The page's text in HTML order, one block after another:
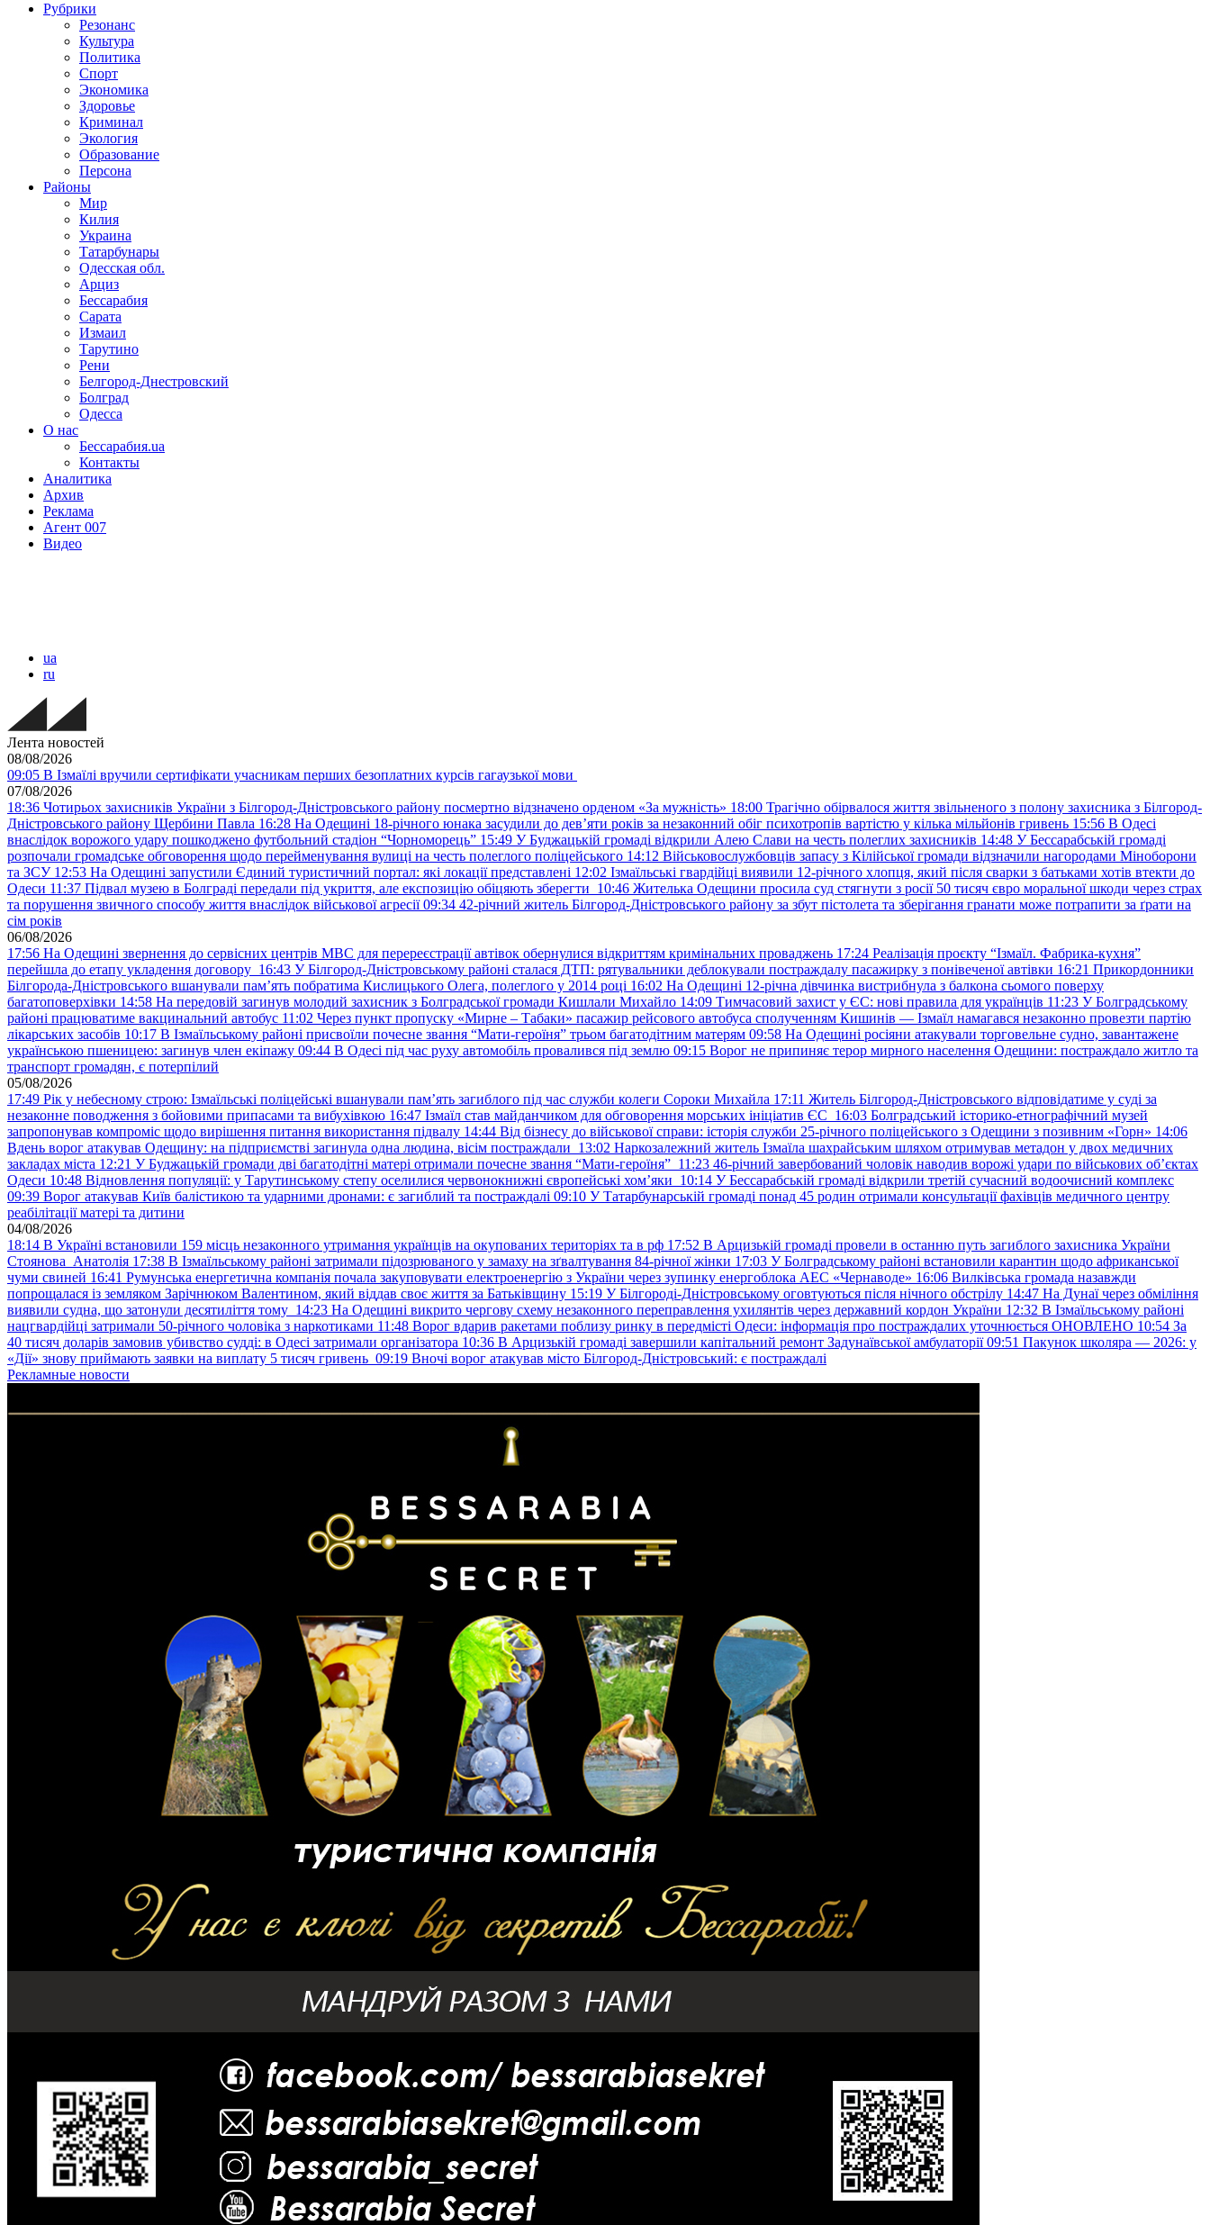
Рубрики
Резонанс
Культура
Политика
Спорт
Экономика
Здоровье
Криминал
Экология
Образование
Персона
Районы
Мир
Килия
Украина
Татарбунары
Одесская обл.
Арциз
Бессарабия
Сарата
Измаил
Тарутино
Рени
Белгород-Днестровский
Болград
Одесса
О нас
Бессарабия.ua
Контакты
Аналитика
Архив
Реклама
Агент 007
Видео
ua
ru
Лента новостей
08/08/2026
09:05 В Ізмаїлі вручили сертифікати учасникам перших безоплатних курсів гагаузької мови
07/08/2026
18:36 Чотирьох захисників України з Білгород-Дністровського району посмертно відзначено орденом «За мужність» 18:00 Трагічно обірвалося життя звільненого з полону захисника з Білгород-
Дністровського району Щербини Павла 16:28 На Одещині 18-річного юнака засудили до дев’яти років за незаконний обіг психотропів вартістю у кілька мільйонів гривень 15:56 В Одесі
внаслідок ворожого удару пошкоджено футбольний стадіон “Чорноморець” 15:49 У Буджацькій громаді відкрили Алею Слави на честь полеглих захисників 14:48 У Бессарабській громаді
розпочали громадське обговорення щодо перейменування вулиці на честь полеглого поліцейського 14:12 Військовослужбовців запасу з Кілійської громади відзначили нагородами Міноборони
та ЗСУ 12:53 На Одещині запустили Єдиний туристичний портал: які локації представлені 12:02 Ізмаїльські гвардійці виявили 12-річного хлопця, який після сварки з батьками хотів втекти до
Одеси 11:37 Підвал музею в Болграді передали під укриття, але експозицію обіцяють зберегти 10:46 Жителька Одещини просила суд стягнути з росії 50 тисяч євро моральної шкоди через страх
та порушення звичного способу життя внаслідок військової агресії 09:34 42-річний житель Білгород-Дністровського району за збут пістолета та зберігання гранати може потрапити за ґрати на
сім років
06/08/2026
17:56 На Одещині звернення до сервісних центрів МВС для перереєстрації автівок обернулися відкриттям кримінальних проваджень 17:24 Реалізація проєкту “Ізмаїл. Фабрика-кухня”
перейшла до етапу укладення договору 16:43 У Білгород-Дністровському районі сталася ДТП: рятувальники деблокували постраждалу пасажирку з понівеченої автівки 16:21 Прикордонники
Білгорода-Дністровського вшанували пам’ять побратима Кислицького Олега, полеглого у 2014 році 16:02 На Одещині 12-річна дівчинка вистрибнула з балкона сьомого поверху
багатоповерхівки 14:58 На передовій загинув молодий захисник з Болградської громади Кишлали Михайло 14:09 Тимчасовий захист у ЄС: нові правила для українців 11:23 У Болградському
районі працюватиме вакцинальний автобус 11:02 Через пункт пропуску «Мирне – Табаки» пасажир рейсового автобуса сполученням Кишинів — Ізмаїл намагався незаконно провезти партію
лікарських засобів 10:17 В Ізмаїльському районі присвоїли почесне звання “Мати-героїня” трьом багатодітним матерям 09:58 На Одещині росіяни атакували торговельне судно, завантажене
українською пшеницею: загинув член екіпажу 09:44 В Одесі під час руху автомобіль провалився під землю 09:15 Ворог не припиняє терор мирного населення Одещини: постраждало житло та
транспорт громадян, є потерпілий
05/08/2026
17:49 Рік у небесному строю: Ізмаїльські поліцейські вшанували пам’ять загиблого під час служби колеги Сороки Михайла 17:11 Житель Білгород-Дністровського відповідатиме у суді за
незаконне поводження з бойовими припасами та вибухівкою 16:47 Ізмаїл став майданчиком для обговорення морських ініціатив ЄС 16:03 Болградський історико-етнографічний музей
запропонував компроміс щодо вирішення питання використання підвалу 14:44 Від бізнесу до військової справи: історія служби 25-річного поліцейського з Одещини з позивним «Горн» 14:06
Вдень ворог атакував Одещину: на підприємстві загинула одна людина, вісім постраждали 13:02 Наркозалежний житель Ізмаїла шахрайським шляхом отримував метадон у двох медичних
закладах міста 12:21 У Буджацькій громади дві багатодітні матері отримали почесне звання “Мати-героїня” 11:23 46-річний завербований чоловік наводив ворожі удари по військових обʼєктах
Одеси 10:48 Відновлення популяції: у Тарутинському степу оселилися червонокнижні європейські хом’яки 10:14 У Бессарабській громаді відкрили третій сучасний водоочисний комплекс
09:39 Ворог атакував Київ балістикою та ударними дронами: є загиблий та постраждалі 09:10 У Татарбунарській громаді понад 45 родин отримали консультації фахівців медичного центру
реабілітації матері та дитини
04/08/2026
18:14 В Україні встановили 159 місць незаконного утримання українців на окупованих територіях та в рф 17:52 В Арцизькій громаді провели в останню путь загиблого захисника України
Стоянова Анатолія 17:38 В Ізмаїльському районі затримали підозрюваного у замаху на зґвалтування 84-річної жінки 17:03 У Болградському районі встановили карантин щодо африканської
чуми свиней 16:41 Румунська енергетична компанія почала закуповувати електроенергію з України через зупинку енергоблока АЕС «Чернаводе» 16:06 Вилківська громада назавжди
попрощалася із земляком Зарічнюком Валентином, який віддав своє життя за Батьківщину 15:19 У Білгороді-Дністровському оговтуються після нічного обстрілу 14:47 На Дунаї через обміління
виявили судна, що затонули десятиліття тому 14:23 На Одещині викрито чергову схему незаконного переправлення ухилянтів через державний кордон України 12:32 В Ізмаїльському районі
нацгвардійці затримали 50-річного чоловіка з наркотиками 11:48 Ворог вдарив ракетами поблизу ринку в передмісті Одеси: інформація про постраждалих уточнюється ОНОВЛЕНО 10:54 За
40 тисяч доларів замовив убивство судді: в Одесі затримали організатора 10:36 В Арцизькій громаді завершили капітальний ремонт Задунаївської амбулаторії 09:51 Пакунок школяра — 2026: у
«Дії» знову приймають заявки на виплату 5 тисяч гривень 09:19 Вночі ворог атакував місто Білгород-Дністровський: є постраждалі
Рекламные новости